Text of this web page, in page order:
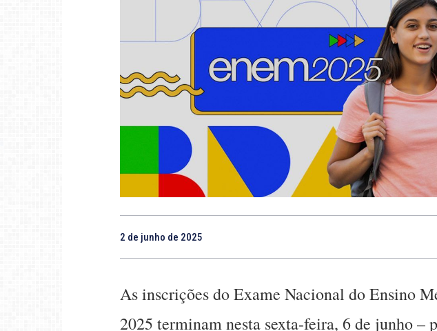
2 de junho de 2025
As inscrições do Exame Nacional do Ensino
2025 terminam nesta sexta-feira, 6 de junho –